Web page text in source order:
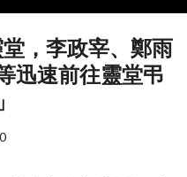
堂，李政宰、鄭雨
迅速前往靈堂弔